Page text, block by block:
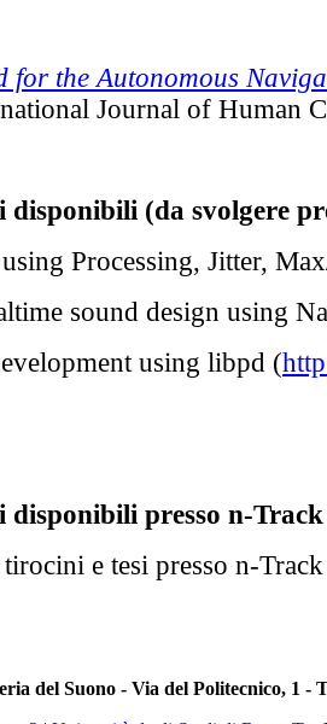
for the Autonomous
Journal of Human
disponibili (da svolgere
Processing, Jitter,
sound design using
using libpd (
disponibili presso n-
e tesi presso n-
del Suono - Via del Politecnico, 1 -